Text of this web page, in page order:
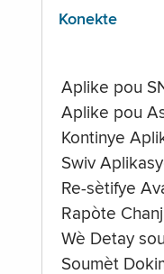
Konekte
Aplike pou
Aplike pou
Kontinye
Swiv
Re-sètifye
Rapòte
Wè Detay
Soumèt